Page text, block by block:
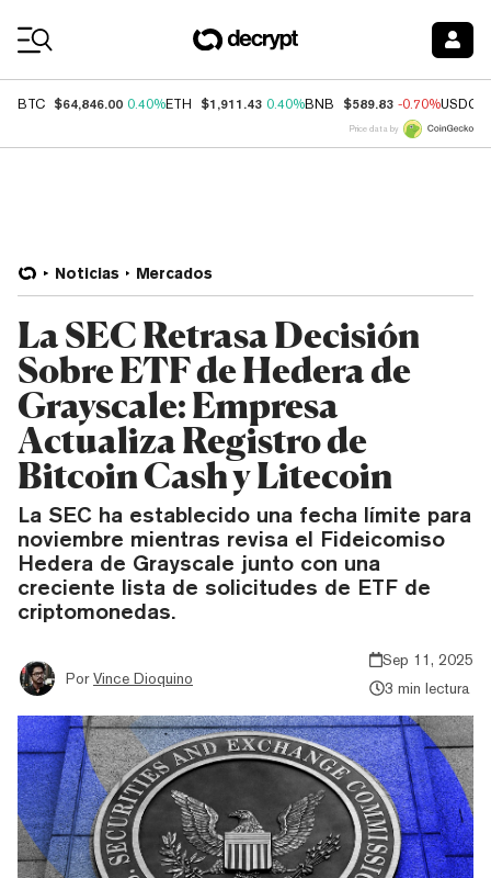
BTC $64,846.00 0.40%ETH $1,911.43 0.40%BNB $589.83 -0.70%USDC
Price data by
Noticias Mercados
La SEC Retrasa Decisión
Sobre ETF de Hedera de
Grayscale: Empresa
Actualiza Registro de
Bitcoin Cash y Litecoin
La SEC ha establecido una fecha límite para
noviembre mientras revisa el Fideicomiso
Hedera de Grayscale junto con una
creciente lista de solicitudes de ETF de
criptomonedas.
Por Vince Dioquino
Sep 11, 2025
3 min lectura